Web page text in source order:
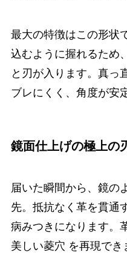
最大の特徴はこの形状
込むように握れるため
と刃が入ります。真っ
ブレにくく、角度が安
鏡面仕上げの極上の
届いた瞬間から、鏡の
先。抵抗なく革を貫通
病みつきになります。
美しい菱穴 を再現でき